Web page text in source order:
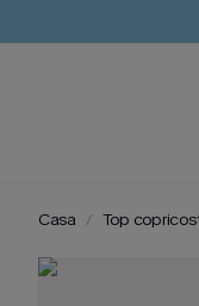
Casa Top